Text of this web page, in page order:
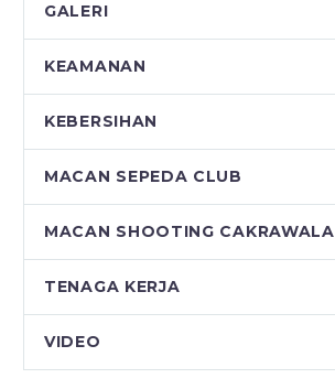
GALERI
KEAMANAN
KEBERSIHAN
MACAN SEPEDA CLUB
MACAN SHOOTING CAKRAWALA
TENAGA KERJA
VIDEO